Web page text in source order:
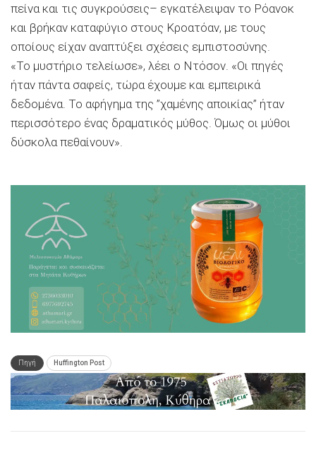
πείνα και τις συγκρούσεις– εγκατέλειψαν το Ρόανοκ
και βρήκαν καταφύγιο στους Κροατόαν, με τους
οποίους είχαν αναπτύξει σχέσεις εμπιστοσύνης.
«Το μυστήριο τελείωσε», λέει ο Ντόσον. «Οι πηγές
ήταν πάντα σαφείς, τώρα έχουμε και εμπειρικά
δεδομένα. Το αφήγημα της ”χαμένης αποικίας” ήταν
περισσότερο ένας δραματικός μύθος. Όμως οι μύθοι
δύσκολα πεθαίνουν».
Πηγή Huffington Post